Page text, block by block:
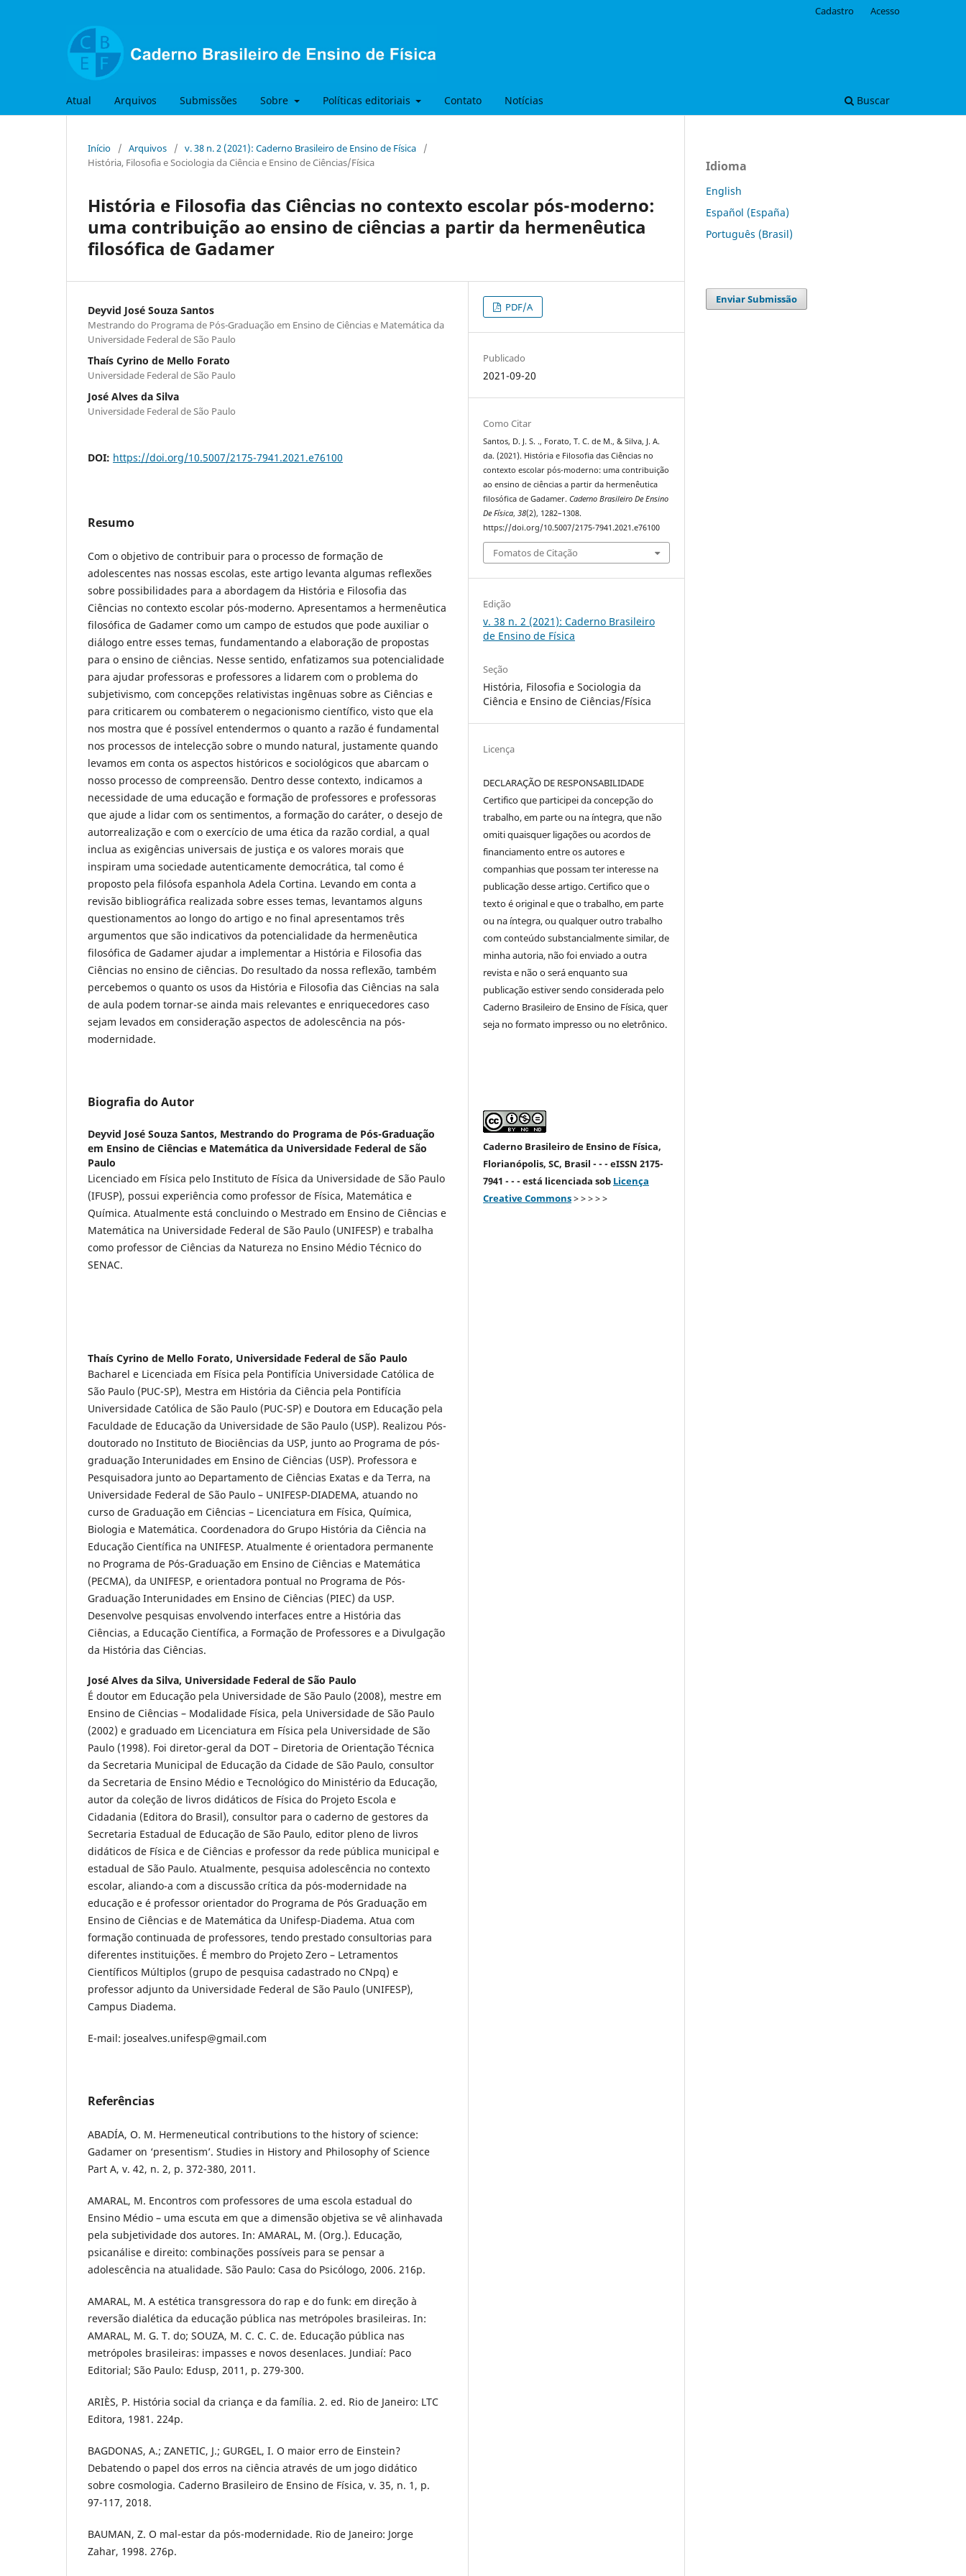
Atual Arquivos Submissões Sobre Políticas editoriais Contato Notícias Buscar
Cadastro Acesso
Início / Arquivos / v. 38 n. 2 (2021): Caderno Brasileiro de Ensino de Física
/
História, Filosofia e Sociologia da Ciência e Ensino de Ciências/Física
História e Filosofia das Ciências no contexto escolar pós-moderno:
uma contribuição ao ensino de ciências a partir da hermenêutica
filosófica de Gadamer
Deyvid José Souza Santos
Mestrando do Programa de Pós-Graduação em Ensino de Ciências e Matemática da
Universidade Federal de São Paulo
Thaís Cyrino de Mello Forato
Universidade Federal de São Paulo
José Alves da Silva
Universidade Federal de São Paulo
DOI: https://doi.org/10.5007/2175-7941.2021.e76100
Resumo
Com o objetivo de contribuir para o processo de formação de
adolescentes nas nossas escolas, este artigo levanta algumas reflexões
sobre possibilidades para a abordagem da História e Filosofia das
Ciências no contexto escolar pós-moderno. Apresentamos a hermenêutica
filosófica de Gadamer como um campo de estudos que pode auxiliar o
diálogo entre esses temas, fundamentando a elaboração de propostas
para o ensino de ciências. Nesse sentido, enfatizamos sua potencialidade
para ajudar professoras e professores a lidarem com o problema do
subjetivismo, com concepções relativistas ingênuas sobre as Ciências e
para criticarem ou combaterem o negacionismo científico, visto que ela
nos mostra que é possível entendermos o quanto a razão é fundamental
nos processos de intelecção sobre o mundo natural, justamente quando
levamos em conta os aspectos históricos e sociológicos que abarcam o
nosso processo de compreensão. Dentro desse contexto, indicamos a
necessidade de uma educação e formação de professores e professoras
que ajude a lidar com os sentimentos, a formação do caráter, o desejo de
autorrealização e com o exercício de uma ética da razão cordial, a qual
inclua as exigências universais de justiça e os valores morais que
inspiram uma sociedade autenticamente democrática, tal como é
proposto pela filósofa espanhola Adela Cortina. Levando em conta a
revisão bibliográfica realizada sobre esses temas, levantamos alguns
questionamentos ao longo do artigo e no final apresentamos três
argumentos que são indicativos da potencialidade da hermenêutica
filosófica de Gadamer ajudar a implementar a História e Filosofia das
Ciências no ensino de ciências. Do resultado da nossa reflexão, também
percebemos o quanto os usos da História e Filosofia das Ciências na sala
de aula podem tornar-se ainda mais relevantes e enriquecedores caso
sejam levados em consideração aspectos de adolescência na pós-
modernidade.
Biografia do Autor
Deyvid José Souza Santos, Mestrando do Programa de Pós-Graduação
em Ensino de Ciências e Matemática da Universidade Federal de São
Paulo
Licenciado em Física pelo Instituto de Física da Universidade de São Paulo
(IFUSP), possui experiência como professor de Física, Matemática e
Química. Atualmente está concluindo o Mestrado em Ensino de Ciências e
Matemática na Universidade Federal de São Paulo (UNIFESP) e trabalha
como professor de Ciências da Natureza no Ensino Médio Técnico do
SENAC.
Thaís Cyrino de Mello Forato, Universidade Federal de São Paulo
Bacharel e Licenciada em Física pela Pontifícia Universidade Católica de
São Paulo (PUC-SP), Mestra em História da Ciência pela Pontifícia
Universidade Católica de São Paulo (PUC-SP) e Doutora em Educação pela
Faculdade de Educação da Universidade de São Paulo (USP). Realizou Pós-
doutorado no Instituto de Biociências da USP, junto ao Programa de pós-
graduação Interunidades em Ensino de Ciências (USP). Professora e
Pesquisadora junto ao Departamento de Ciências Exatas e da Terra, na
Universidade Federal de São Paulo – UNIFESP-DIADEMA, atuando no
curso de Graduação em Ciências – Licenciatura em Física, Química,
Biologia e Matemática. Coordenadora do Grupo História da Ciência na
Educação Científica na UNIFESP. Atualmente é orientadora permanente
no Programa de Pós-Graduação em Ensino de Ciências e Matemática
(PECMA), da UNIFESP, e orientadora pontual no Programa de Pós-
Graduação Interunidades em Ensino de Ciências (PIEC) da USP.
Desenvolve pesquisas envolvendo interfaces entre a História das
Ciências, a Educação Científica, a Formação de Professores e a Divulgação
da História das Ciências.
José Alves da Silva, Universidade Federal de São Paulo
É doutor em Educação pela Universidade de São Paulo (2008), mestre em
Ensino de Ciências – Modalidade Física, pela Universidade de São Paulo
(2002) e graduado em Licenciatura em Física pela Universidade de São
Paulo (1998). Foi diretor-geral da DOT – Diretoria de Orientação Técnica
da Secretaria Municipal de Educação da Cidade de São Paulo, consultor
da Secretaria de Ensino Médio e Tecnológico do Ministério da Educação,
autor da coleção de livros didáticos de Física do Projeto Escola e
Cidadania (Editora do Brasil), consultor para o caderno de gestores da
Secretaria Estadual de Educação de São Paulo, editor pleno de livros
didáticos de Física e de Ciências e professor da rede pública municipal e
estadual de São Paulo. Atualmente, pesquisa adolescência no contexto
escolar, aliando-a com a discussão crítica da pós-modernidade na
educação e é professor orientador do Programa de Pós Graduação em
Ensino de Ciências e de Matemática da Unifesp-Diadema. Atua com
formação continuada de professores, tendo prestado consultorias para
diferentes instituições. É membro do Projeto Zero – Letramentos
Científicos Múltiplos (grupo de pesquisa cadastrado no CNpq) e
professor adjunto da Universidade Federal de São Paulo (UNIFESP),
Campus Diadema.
E-mail: josealves.unifesp@gmail.com
Referências
ABADÍA, O. M. Hermeneutical contributions to the history of science:
Gadamer on ‘presentism’. Studies in History and Philosophy of Science
Part A, v. 42, n. 2, p. 372-380, 2011.
AMARAL, M. Encontros com professores de uma escola estadual do
Ensino Médio – uma escuta em que a dimensão objetiva se vê alinhavada
pela subjetividade dos autores. In: AMARAL, M. (Org.). Educação,
psicanálise e direito: combinações possíveis para se pensar a
adolescência na atualidade. São Paulo: Casa do Psicólogo, 2006. 216p.
AMARAL, M. A estética transgressora do rap e do funk: em direção à
reversão dialética da educação pública nas metrópoles brasileiras. In:
AMARAL, M. G. T. do; SOUZA, M. C. C. C. de. Educação pública nas
metrópoles brasileiras: impasses e novos desenlaces. Jundiaí: Paco
Editorial; São Paulo: Edusp, 2011, p. 279-300.
ARIÈS, P. História social da criança e da família. 2. ed. Rio de Janeiro: LTC
Editora, 1981. 224p.
BAGDONAS, A.; ZANETIC, J.; GURGEL, I. O maior erro de Einstein?
Debatendo o papel dos erros na ciência através de um jogo didático
sobre cosmologia. Caderno Brasileiro de Ensino de Física, v. 35, n. 1, p.
97-117, 2018.
BAUMAN, Z. O mal-estar da pós-modernidade. Rio de Janeiro: Jorge
Zahar, 1998. 276p.
PDF/A
Publicado
2021-09-20
Como Citar
Santos, D. J. S. ., Forato, T. C. de M., & Silva, J. A.
da. (2021). História e Filosofia das Ciências no
contexto escolar pós-moderno: uma contribuição
ao ensino de ciências a partir da hermenêutica
filosófica de Gadamer.Caderno Brasileiro De Ensino
De Física,38(2), 1282–1308.
https://doi.org/10.5007/2175-7941.2021.e76100
Fomatos de Citação
Edição
v. 38 n. 2 (2021): Caderno Brasileiro
de Ensino de Física
Seção
História, Filosofia e Sociologia da
Ciência e Ensino de Ciências/Física
Licença
DECLARAÇÃO DE RESPONSABILIDADE
Certifico que participei da concepção do
trabalho, em parte ou na íntegra, que não
omiti quaisquer ligações ou acordos de
financiamento entre os autores e
companhias que possam ter interesse na
publicação desse artigo. Certifico que o
texto é original e que o trabalho, em parte
ou na íntegra, ou qualquer outro trabalho
com conteúdo substancialmente similar, de
minha autoria, não foi enviado a outra
revista e não o será enquanto sua
publicação estiver sendo considerada pelo
Caderno Brasileiro de Ensino de Física, quer
seja no formato impresso ou no eletrônico.
Caderno Brasileiro de Ensino de Física,
Florianópolis, SC, Brasil - - - eISSN 2175-
7941 - - - está licenciada sob Licença
Creative Commons> > > > >
Idioma
English
Español (España)
Português (Brasil)
Enviar Submissão